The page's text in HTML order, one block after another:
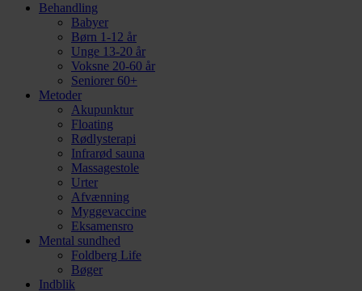
Behandling
Babyer
Børn 1-12 år
Unge 13-20 år
Voksne 20-60 år
Seniorer 60+
Metoder
Akupunktur
Floating
Rødlysterapi
Infrarød sauna
Massagestole
Urter
Afvænning
Myggevaccine
Eksamensro
Mental sundhed
Foldberg Life
Bøger
Indblik